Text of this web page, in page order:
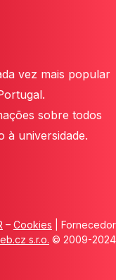
vez mais popular
sobre todos
à universidade.
– Cookies | Fornecedor
s.r.o. © 2009-2024